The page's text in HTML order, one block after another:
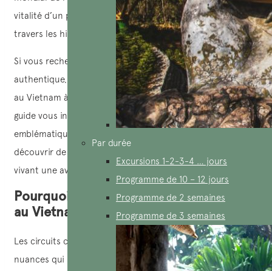
Par durée
Excursions 1-2-3-4 … jours
Programme de 10 – 12 jours
Programme de 2 semaines
Programme de 3 semaines
vitalité d’un patrimoine préservé à travers les siècles, à
travers les histoires et les cultures, les paysages.
Si vous recherchez une expérience plus intime et
authentique, laissez-vous guider par un voyage sur mesure
au Vietnam à la découverte de ces trésors UNESCO. Ce
guide vous invite à explorer les merveilles les plus
emblématiques du pays et à comprendre comment les
découvrir de manière harmonieuse et responsable, tout en
vivant une aventure profondément marquante.
Pourquoi choisir un voyage sur mesure
au Vietnam ?
Les circuits classiques laissent souvent de côté les
nuances qui rendent le voyage culturel si enrichissant.